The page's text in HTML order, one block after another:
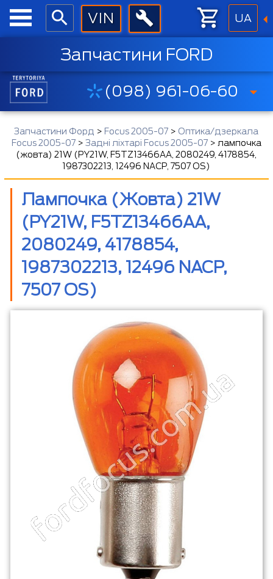
UA
Запчастини FORD
(098) 961-06-60
Запчастини Форд > Focus 2005-07 > Оптика/дзеркала
Focus 2005-07> Задні ліхтарі Focus 2005-07> лампочка
(жовта) 21W (PY21W, F5TZ13466AA, 2080249, 4178854,
1987302213, 12496 NACP, 7507 OS)
Лампочка (жовта) 21W
(PY21W, F5TZ13466AA,
2080249, 4178854,
1987302213, 12496 NACP,
7507 OS)